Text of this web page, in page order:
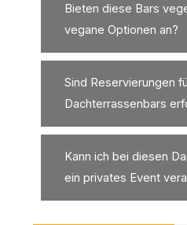
Bieten diese Bars
vegane Optionen an?
Sind Reservierungen
Dachterrassenbars
Kann ich bei diesen
ein privates Event